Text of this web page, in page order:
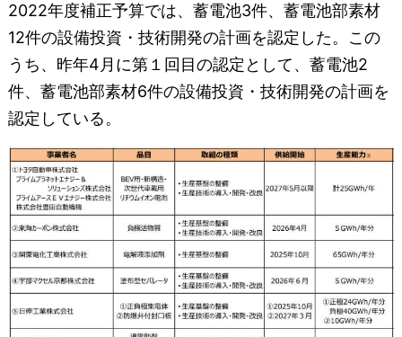
2022年度補正予算では、蓄電池3件、蓄電池部素材
12件の設備投資・技術開発の計画を認定した。この
うち、昨年4月に第１回目の認定として、蓄電池2
件、蓄電池部素材6件の設備投資・技術開発の計画を
認定している。